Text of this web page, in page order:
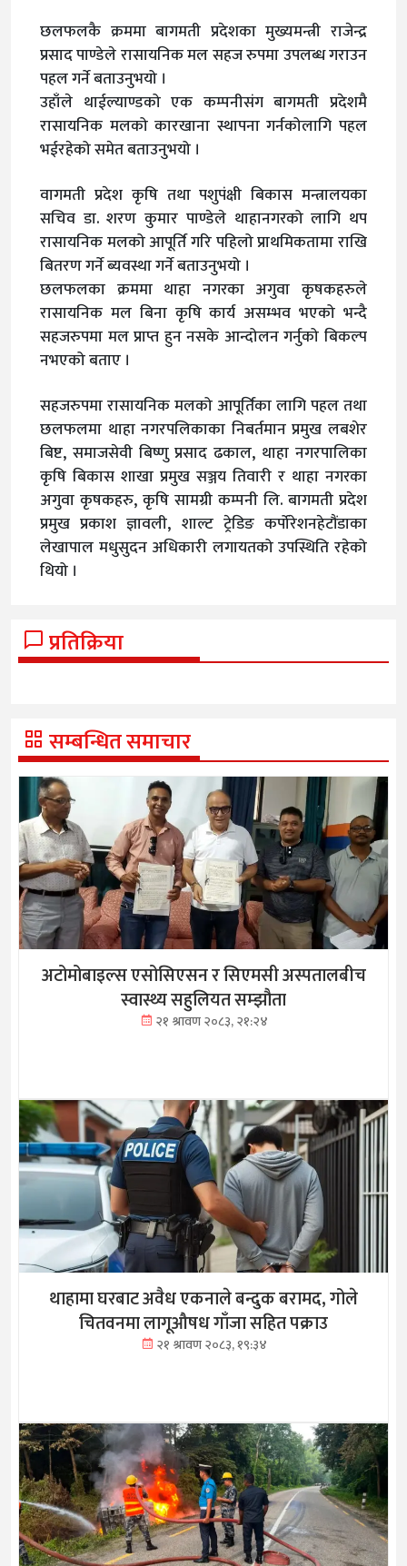
छलफलकै क्रममा बागमती प्रदेशका मुख्यमन्त्री राजेन्द्र
प्रसाद पाण्डेले रासायनिक मल सहज रुपमा उपलब्ध गराउन
पहल गर्ने बताउनुभयो ।
उहाँले थाईल्याण्डको एक कम्पनीसंग बागमती प्रदेशमै
रासायनिक मलको कारखाना स्थापना गर्नकोलागि पहल
भईरहेको समेत बताउनुभयो ।
वागमती प्रदेश कृषि तथा पशुपंक्षी बिकास मन्त्रालयका
सचिव डा. शरण कुमार पाण्डेले थाहानगरको लागि थप
रासायनिक मलको आपूर्ति गरि पहिलो प्राथमिकतामा राखि
बितरण गर्ने ब्यवस्था गर्ने बताउनुभयो ।
छलफलका क्रममा थाहा नगरका अगुवा कृषकहरुले
रासायनिक मल बिना कृषि कार्य असम्भव भएको भन्दै
सहजरुपमा मल प्राप्त हुन नसके आन्दोलन गर्नुको बिकल्प
नभएको बताए ।
सहजरुपमा रासायनिक मलको आपूर्तिका लागि पहल तथा
छलफलमा थाहा नगरपलिकाका निबर्तमान प्रमुख लबशेर
बिष्ट, समाजसेवी बिष्णु प्रसाद ढकाल, थाहा नगरपालिका
कृषि बिकास शाखा प्रमुख सञ्जय तिवारी र थाहा नगरका
अगुवा कृषकहरु, कृषि सामग्री कम्पनी लि. बागमती प्रदेश
प्रमुख प्रकाश ज्ञावली, शाल्ट ट्रेडिङ कर्पोरेशनहेटौंडाका
लेखापाल मधुसुदन अधिकारी लगायतको उपस्थिति रहेको
थियो ।
प्रतिक्रिया
सम्बन्धित समाचार
अटोमोबाइल्स एसोसिएसन र सिएमसी अस्पतालबीच
स्वास्थ्य सहुलियत सम्झौता
२१ श्रावण २०८३, २१:२४
थाहामा घरबाट अवैध एकनाले बन्दुक बरामद, गोले
चितवनमा लागूऔषध गाँजा सहित पक्राउ
२१ श्रावण २०८३, १९:३४